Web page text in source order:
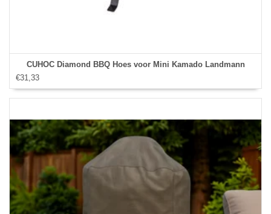
CUHOC Diamond BBQ Hoes voor Mini Kamado Landmann
€31,33